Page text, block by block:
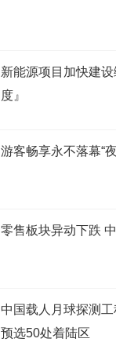
新能源项目加快建
度』
游客畅享永不落幕“
零售板块异动下跌
中国载人月球探测
预选50处着陆区